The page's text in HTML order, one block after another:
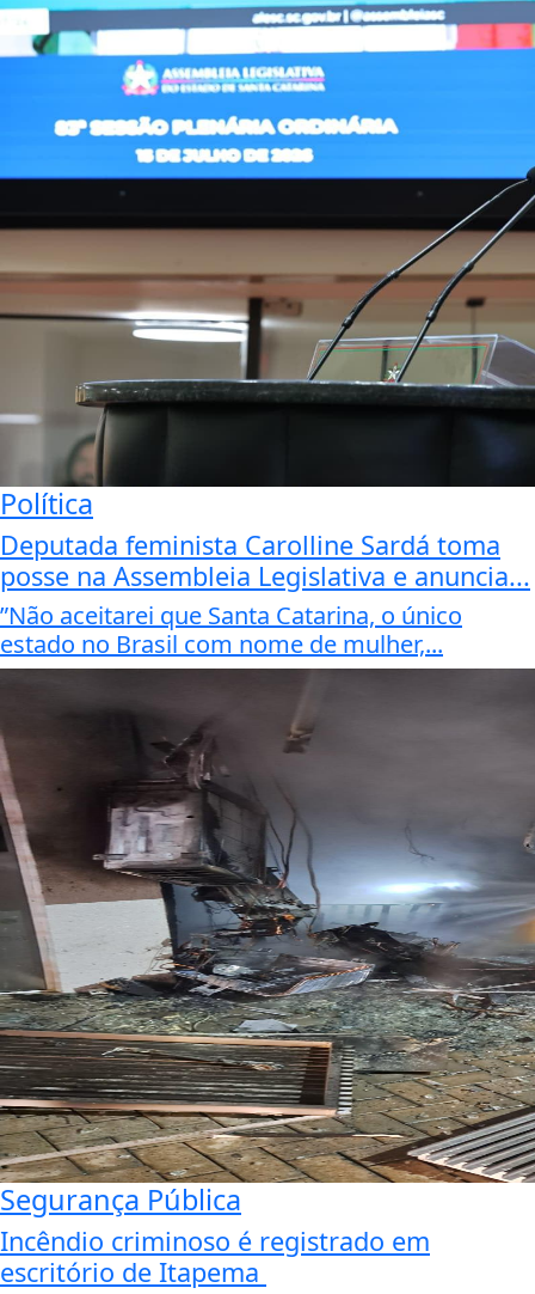
Política
Deputada feminista Carolline Sardá toma
posse na Assembleia Legislativa e anuncia...
”Não aceitarei que Santa Catarina, o único
estado no Brasil com nome de mulher,...
Segurança Pública
Incêndio criminoso é registrado em
escritório de Itapema